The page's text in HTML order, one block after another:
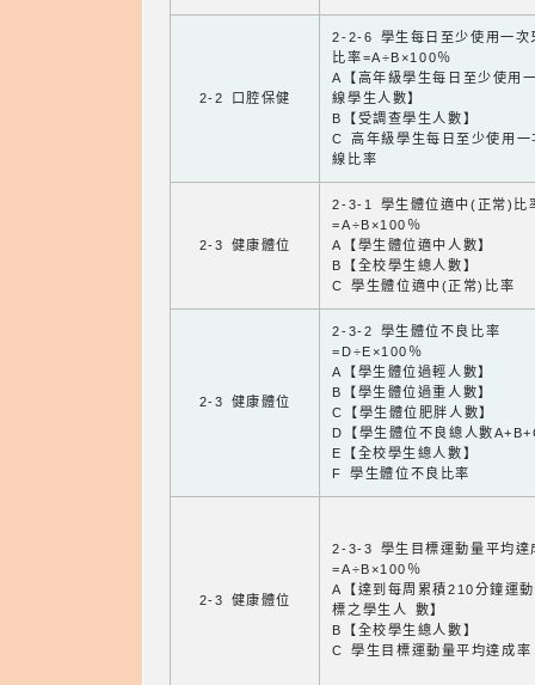
2-2 口腔保健
2-2-6 學生每日至少使用一次
比率=A÷B×100％
A【高年級學生每日至少使用
線學生人數】
B【受調查學生人數】
C 高年級學生每日至少使用一
線比率
2-3 健康體位
2-3-1 學生體位適中(正常)比
=A÷B×100％
A【學生體位適中人數】
B【全校學生總人數】
C 學生體位適中(正常)比率
2-3 健康體位
2-3-2 學生體位不良比率
=D÷E×100％
A【學生體位過輕人數】
B【學生體位過重人數】
C【學生體位肥胖人數】
D【學生體位不良總人數
E【全校學生總人數】
F 學生體位不良比率
2-3 健康體位
2-3-3 學生目標運動量平均達
=A÷B×100％
A【達到每周累積210分鐘運
標之學生人 數】
B【全校學生總人數】
C 學生目標運動量平均達成率